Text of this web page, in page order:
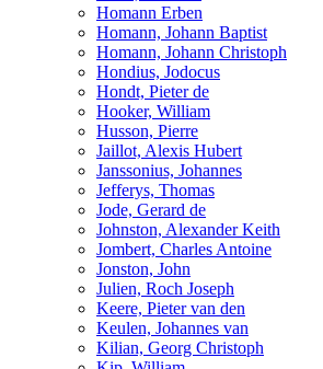
Homann Erben
Homann, Johann Baptist
Homann, Johann Christoph
Hondius, Jodocus
Hondt, Pieter de
Hooker, William
Husson, Pierre
Jaillot, Alexis Hubert
Janssonius, Johannes
Jefferys, Thomas
Jode, Gerard de
Johnston, Alexander Keith
Jombert, Charles Antoine
Jonston, John
Julien, Roch Joseph
Keere, Pieter van den
Keulen, Johannes van
Kilian, Georg Christoph